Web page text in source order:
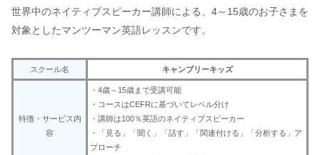
世界中のネイティブスピーカー講師による、4～15歳のお子さまを
対象としたマンツーマン英語レッスンです。
スクール名 キャンブリーキッズ
特徴・サービス内
容
・4歳～15歳まで受講可能
・コースはCEFRに基づいてレベル分け
・講師は100％英語のネイティブスピーカー
・「見る」「聞く」「話す」「関連付ける」「分析する」ア
プローチ